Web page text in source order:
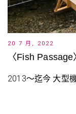
20 7 月, 2022
〈Fish Passage
2013～迄今 大型